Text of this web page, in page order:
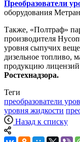
Преобразователи
оборудования
Также, «Полтраф»
производителя
уровня сыпучих
дизельное топливо,
продукцию лицензий
Ростехнадзора.
Теги
преобразователи
уровня жидкости
Назад к списку